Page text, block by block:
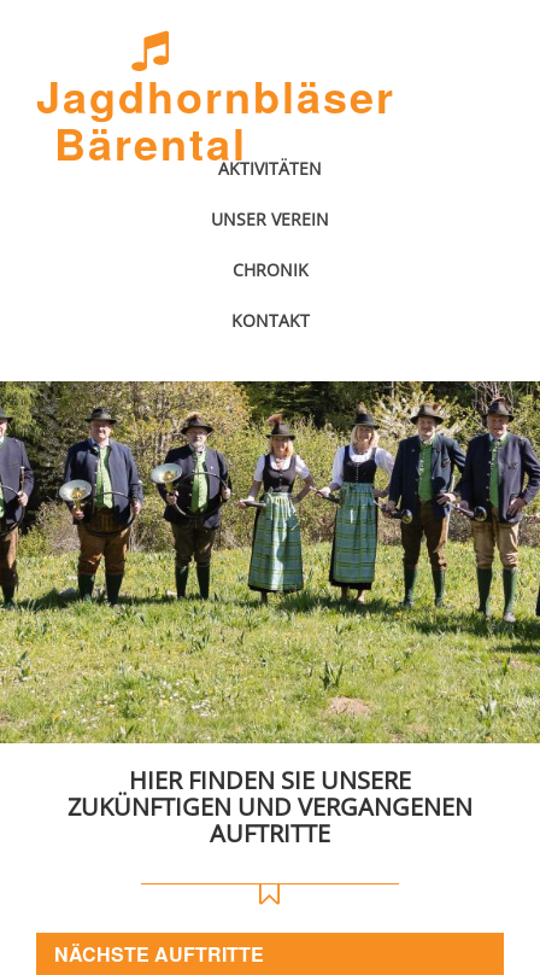
Jagdhornbläser
BärentalAKTIVITÄTEN
UNSER VEREIN
CHRONIK
KONTAKT
HIER FINDEN SIE UNSERE
ZUKÜNFTIGEN UND VERGANGENEN
AUFTRITTE
NÄCHSTE AUFTRITTE